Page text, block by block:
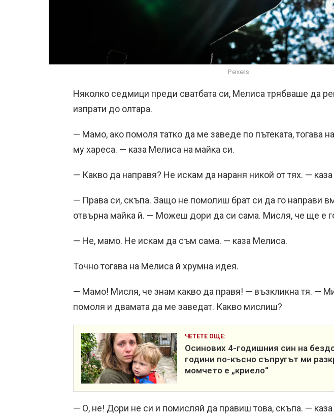
Pexels
Няколко седмици преди сватбата си, Мелиса трябваше да
изпрати до олтара.
— Мамо, ако помоля татко да ме заведе по пътеката, тогава
му хареса. — каза Мелиса на майка си.
— Какво да направя? Не искам да нараня никой от тях. —
— Права си, скъпа. Защо не помолиш брат си да го направи
отвърна майка й. — Можеш дори да си сама. Мисля, че ще е
— Не, мамо. Не искам да съм сама. — каза Мелиса.
Точно тогава на Мелиса й хрумна идея.
— Мамо! Мисля, че знам какво да правя! — възкликна тя. —
помоля и двамата да ме заведат. Какво мислиш?
ЧЕТЕТЕ ОЩЕ:
Осинових 4-годишния син на
години по-късно съпругът ми
момчето е „криело“
— О, не! Дори не си и помисляй да правиш това, скъпа. —